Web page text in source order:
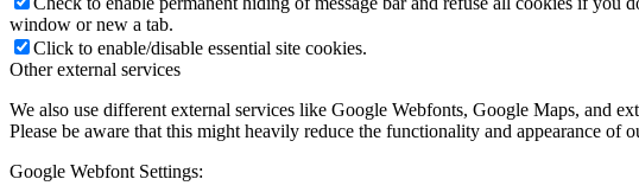
window or new a tab.
Click to enable/disable essential site cookies.
Other external services
We also use different external services like Google Webfonts, Google Maps, and
Please be aware that this might heavily reduce the functionality and appearance of
Google Webfont Settings: